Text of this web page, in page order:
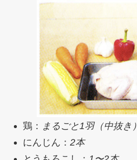
鶏： まるごと1羽（中抜き）
にんじん：2本